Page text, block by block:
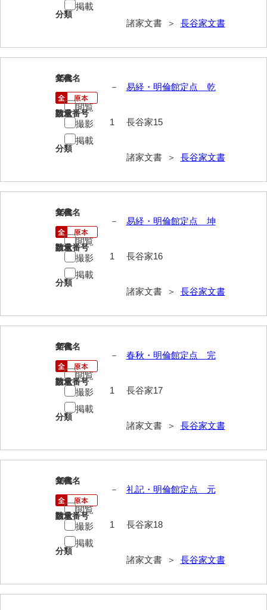
金谷家文書
兼田家文書
上村家文書
上矢田井手文書
嘉村家文書
賀屋家文書
河北家文書
河崎家文書
河崎家文書（旧神代村）
河田家文書
河野英男収集資料
神田一・二宮関係文書
神本正律文書
岸浩文庫
岸村家文書
木梨家文書
木原家文書
木部家文書
木村家文書
木村家文書（山口市）
分類
諸家文書 ＞ 長谷家文書
掲載
15
文書名
易経・明倫館定点 乾
請求番号
長谷家15
分類
諸家文書 ＞ 長谷家文書
年代
－
数量
1
閲覧
撮影
掲載
16
文書名
易経・明倫館定点 坤
請求番号
長谷家16
分類
諸家文書 ＞ 長谷家文書
年代
－
数量
1
閲覧
撮影
掲載
17
文書名
春秋・明倫館定点 完
請求番号
長谷家17
分類
諸家文書 ＞ 長谷家文書
年代
－
数量
1
閲覧
撮影
掲載
18
文書名
礼記・明倫館定点 元
請求番号
長谷家18
分類
諸家文書 ＞ 長谷家文書
年代
－
数量
1
閲覧
撮影
掲載